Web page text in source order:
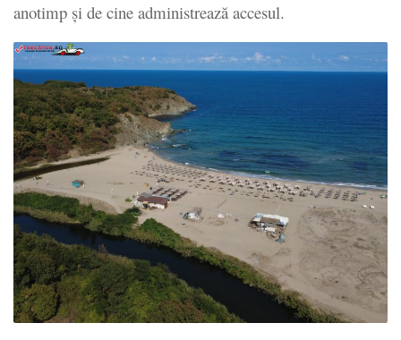
anotimp şi de cine administrează accesul.